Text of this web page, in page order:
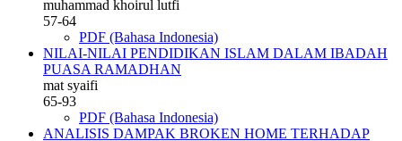
muhammad khoirul lutfi
57-64
PDF (Bahasa Indonesia)
NILAI-NILAI PENDIDIKAN ISLAM DALAM IBADAH
PUASA RAMADHAN
mat syaifi
65-93
PDF (Bahasa Indonesia)
ANALISIS DAMPAK BROKEN HOME TERHADAP